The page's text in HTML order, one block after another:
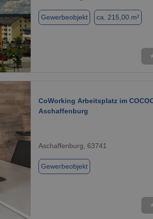
1 / 8
Gewerbeobjekt ca. 215,00 m²
1 / 4
CoWorking Arbeitsplatz im
Aschaffenburg
Aschaffenburg, 63741
Gewerbeobjekt